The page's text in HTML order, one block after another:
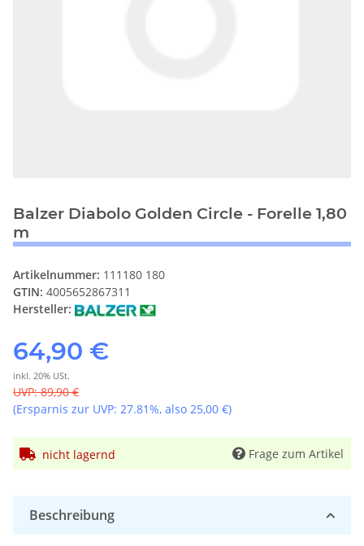
Balzer Diabolo Golden Circle - Forelle 1,80
m
Artikelnummer: 111180 180
GTIN: 4005652867311
Hersteller:
64,90 €
inkl. 20% USt.
UVP:89,90 €
(Ersparnis zur UVP: 27.81%, also 25,00 €)
nicht lagernd Frage zum Artikel
Beschreibung